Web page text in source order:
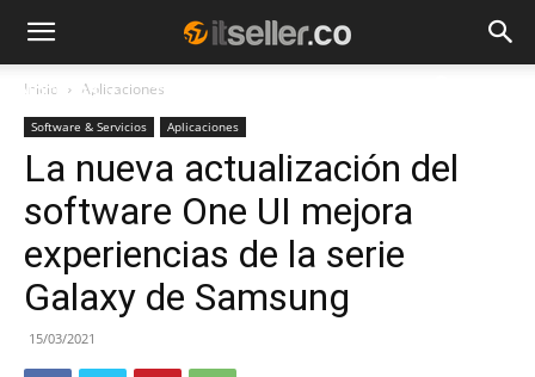
NOTICIAS TENDENCIAS
Inicio Aplicaciones
Software & Servicios Aplicaciones
La nueva actualización del
software One UI mejora
experiencias de la serie
Galaxy de Samsung
15/03/2021